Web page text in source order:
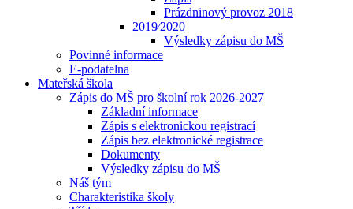
Prázdninový provoz 2018
2019⁄2020
Výsledky zápisu do MŠ
Povinné informace
E-podatelna
Mateřská škola
Zápis do MŠ pro školní rok 2026-2027
Základní informace
Zápis s elektronickou registrací
Zápis bez elektronické registrace
Dokumenty
Výsledky zápisu do MŠ
Náš tým
Charakteristika školy